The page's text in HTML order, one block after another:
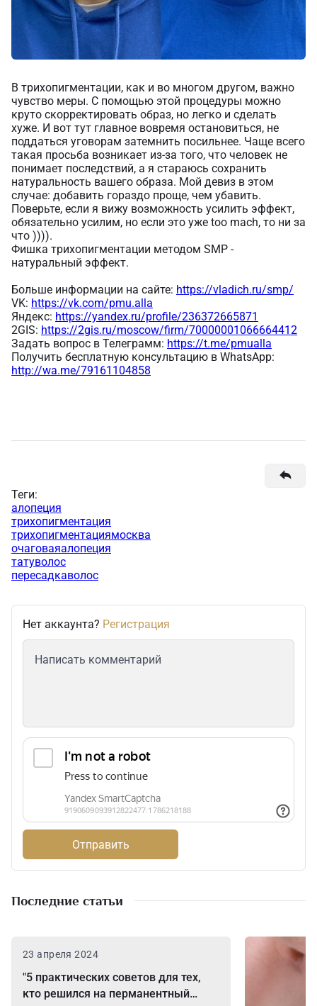
В трихопигментации, как и во многом другом, важно
чувство меры. С помощью этой процедуры можно
круто скорректировать образ, но легко и сделать
хуже. И вот тут главное вовремя остановиться, не
поддаться уговорам затемнить посильнее. Чаще всего
такая просьба возникает из-за того, что человек не
понимает последствий, а я стараюсь сохранить
натуральность вашего образа. Мой девиз в этом
случае: добавить гораздо проще, чем убавить.
Поверьте, если я вижу возможность усилить эффект,
обязательно усилим, но если это уже too mach, то ни за
что )))).
Фишка трихопигментации методом SMP -
натуральный эффект.
Больше информации на сайте: https://vladich.ru/smp/
VK: https://vk.com/pmu.alla
Яндекс: https://yandex.ru/profile/236372665871
2GIS: https://2gis.ru/moscow/firm/70000001066664412
Задать вопрос в Телеграмм: https://t.me/pmualla
Получить бесплатную консультацию в WhatsApp:
http://wa.me/79161104858
Теги:
алопеция
трихопигментация
трихопигментациямосква
очаговаяалопеция
татуволос
пересадкаволос
Нет аккаунта? Регистрация
Отправить
Последние статьи
23 апреля 2024
"5 практических советов для тех,
кто решился на перманентный